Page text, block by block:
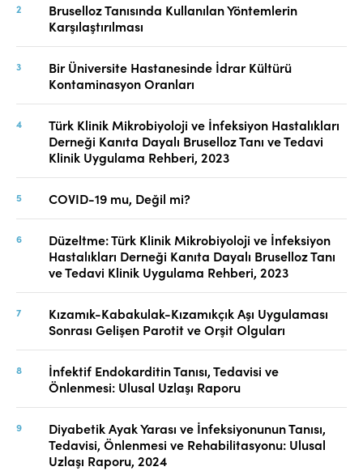
Bruselloz Tanısında Kullanılan Yöntemlerin
Karşılaştırılması
Bir Üniversite Hastanesinde İdrar Kültürü
Kontaminasyon Oranları
Türk Klinik Mikrobiyoloji ve İnfeksiyon Hastalıkları
Derneği Kanıta Dayalı Bruselloz Tanı ve Tedavi
Klinik Uygulama Rehberi, 2023
COVID-19 mu, Değil mi?
Düzeltme: Türk Klinik Mikrobiyoloji ve İnfeksiyon
Hastalıkları Derneği Kanıta Dayalı Bruselloz Tanı
ve Tedavi Klinik Uygulama Rehberi, 2023
Kızamık-Kabakulak-Kızamıkçık Aşı Uygulaması
Sonrası Gelişen Parotit ve Orşit Olguları
İnfektif Endokarditin Tanısı, Tedavisi ve
Önlenmesi: Ulusal Uzlaşı Raporu
Diyabetik Ayak Yarası ve İnfeksiyonunun Tanısı,
Tedavisi, Önlenmesi ve Rehabilitasyonu: Ulusal
Uzlaşı Raporu, 2024